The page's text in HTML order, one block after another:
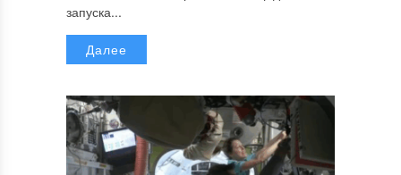
запуска...
Далее